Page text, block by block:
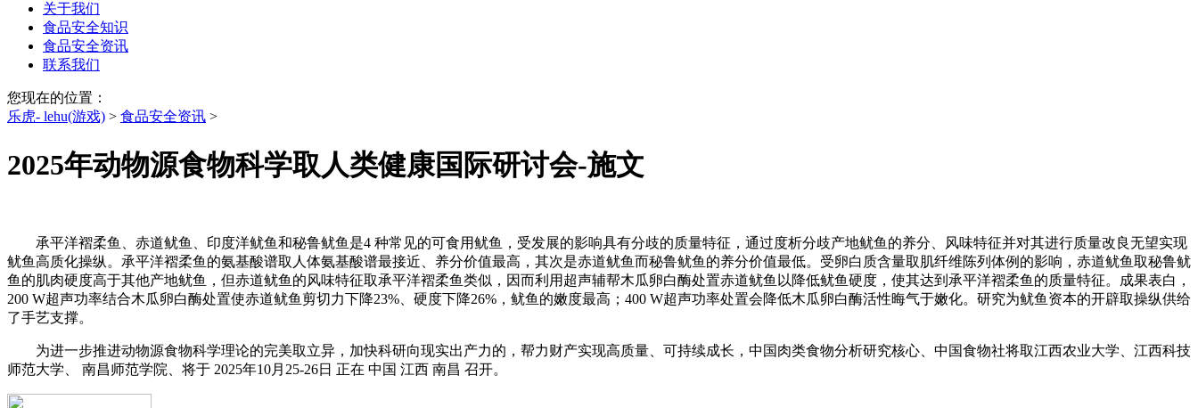
关于我们
食品安全知识
食品安全资讯
联系我们
您现在的位置：
乐虎- lehu(游戏) > 食品安全资讯 >
2025年动物源食物科学取人类健康国际研讨会-施文
承平洋褶柔鱼、赤道鱿鱼、印度洋鱿鱼和秘鲁鱿鱼是4 种常见的可食用鱿鱼，受发展的影响具有分歧的质量特征，通过度析分歧产地鱿鱼的养分、风味特征并对其进行质量改良无望实现
鱿鱼高质化操纵。承平洋褶柔鱼的氨基酸谱取人体氨基酸谱最接近、养分价值最高，其次是赤道鱿鱼而秘鲁鱿鱼的养分价值最低。受卵白质含量取肌纤维陈列体例的影响，赤道鱿鱼取秘鲁鱿
鱼的肌肉硬度高于其他产地鱿鱼，但赤道鱿鱼的风味特征取承平洋褶柔鱼类似，因而利用超声辅帮木瓜卵白酶处置赤道鱿鱼以降低鱿鱼硬度，使其达到承平洋褶柔鱼的质量特征。成果表白，
200 W超声功率结合木瓜卵白酶处置使赤道鱿鱼剪切力下降23%、硬度下降26%，鱿鱼的嫩度最高；400 W超声功率处置会降低木瓜卵白酶活性晦气于嫩化。研究为鱿鱼资本的开辟取操纵供给
了手艺支撑。
为进一步推进动物源食物科学理论的完美取立异，加快科研向现实出产力的，帮力财产实现高质量、可持续成长，中国肉类食物分析研究核心、中国食物社将取江西农业大学、江西科技
师范大学、 南昌师范学院、将于 2025年10月25-26日 正在 中国 江西 南昌 召开。